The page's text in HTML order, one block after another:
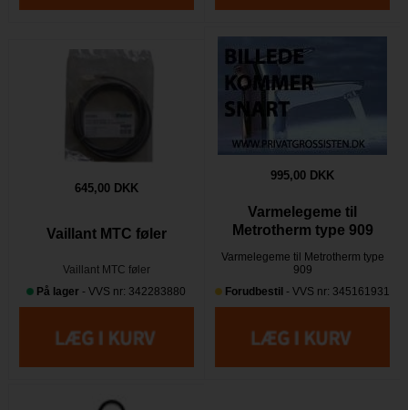
645,00 DKK
Vaillant MTC føler
Vaillant MTC føler
På lager - VVS nr: 342283880
995,00 DKK
Varmelegeme til
Metrotherm type 909
Varmelegeme til Metrotherm type
909
Forudbestil - VVS nr: 345161931